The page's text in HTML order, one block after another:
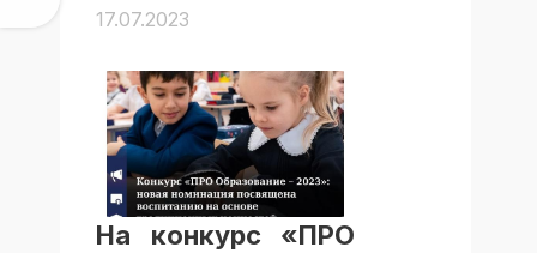
17.07.2023
На конкурс «ПРО